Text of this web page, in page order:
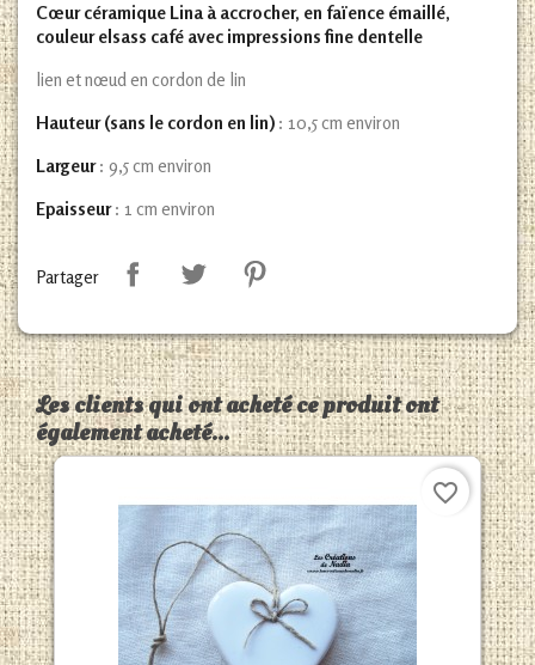
Cœur céramique Lina à accrocher, en faïence émaillé,
couleur elsass café avec impressions fine dentelle
lien et nœud en cordon de lin
Hauteur (sans le cordon en lin) : 10,5 cm environ
Largeur: 9,5 cm environ
Epaisseur: 1 cm environ
Partager
Les clients qui ont acheté ce produit ont
également acheté...
favorite_border